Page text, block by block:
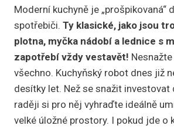
Moderní kuchyně je „prošpikovaná“
spotřebiči. Ty klasické, jako jsou
plotna, myčka nádobí a lednice s
zapotřebí vždy vestavět!
všechno. Kuchyňský robot dnes již
desítky let. Než se snažit investovat
raději si pro něj vyhraďte ideálně
velké úložné prostory. I pokud jde o